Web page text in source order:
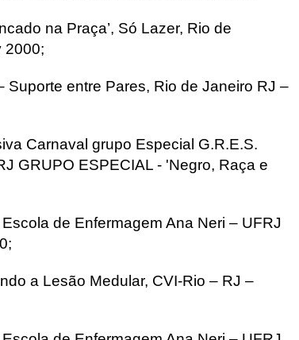
na Praça’, Só Lazer, Rio de
2000;
Suporte entre Pares, Rio de Janeiro RJ –
Carnaval grupo Especial G.R.E.S.
GRUPO ESPECIAL - 'Negro, Raça e
de Enfermagem Ana Neri – UFRJ
a Lesão Medular, CVI-Rio – RJ –